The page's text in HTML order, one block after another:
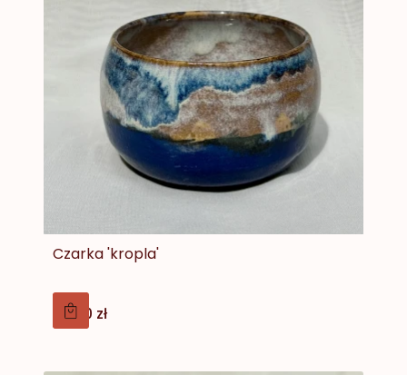
Czarka 'kropla'
Cena
79,00 zł